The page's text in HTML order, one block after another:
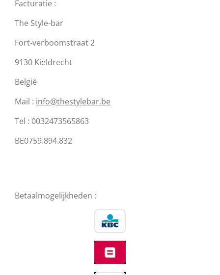
Facturatie :
The Style-bar
Fort-verboomstraat 2
9130 Kieldrecht
België
Mail : info@thestylebar.be
Tel : 0032473565863
BE0759.894.832
Betaalmogelijkheden :